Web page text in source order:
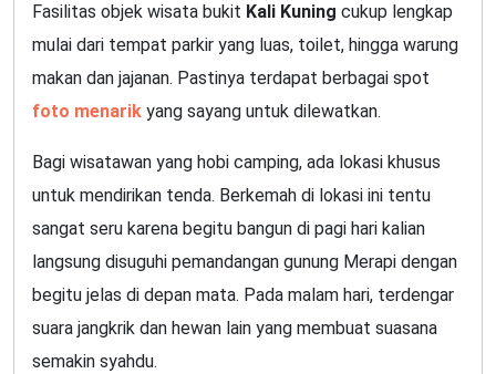
Fasilitas objek wisata bukit Kali Kuning cukup lengkap
mulai dari tempat parkir yang luas, toilet, hingga warung
makan dan jajanan. Pastinya terdapat berbagai spot
foto menarik yang sayang untuk dilewatkan.
Bagi wisatawan yang hobi camping, ada lokasi khusus
untuk mendirikan tenda. Berkemah di lokasi ini tentu
sangat seru karena begitu bangun di pagi hari kalian
langsung disuguhi pemandangan gunung Merapi dengan
begitu jelas di depan mata. Pada malam hari, terdengar
suara jangkrik dan hewan lain yang membuat suasana
semakin syahdu.